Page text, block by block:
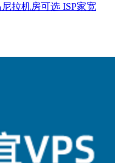
拉机房可选 ISP家宽